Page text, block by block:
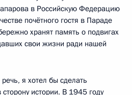
в Российскую Федерацию
почётного гостя в Параде
хранят память о подвигах
свои жизни ради нашей
я хотел бы сделать
истории. В 1945 году